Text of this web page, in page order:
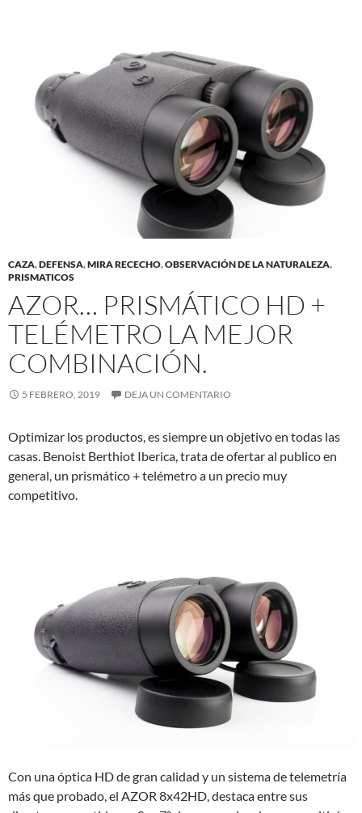
CAZA,DEFENSA,MIRA RECECHO,OBSERVACIÓN DE LA NATURALEZA,
PRISMATICOS
AZOR… PRISMÁTICO HD +
TELÉMETRO LA MEJOR
COMBINACIÓN.
5 FEBRERO, 2019 DEJA UN COMENTARIO
Optimizar los productos, es siempre un objetivo en todas las
casas. Benoist Berthiot Iberica, trata de ofertar al publico en
general, un prismático + telémetro a un precio muy
competitivo.
Con una óptica HD de gran calidad y un sistema de telemetría
más que probado, el AZOR 8x42HD, destaca entre sus